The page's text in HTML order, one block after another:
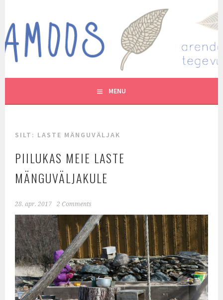
content
MUTUKAMOOS
ARENDAVAID TEGEVUSI LASTEGA
MENU
SILT: LASTE MÄNGUVÄLJAK
PIILUKAS MEIE LASTE
MÄNGUVÄLJAKULE
28. apr. 2017 2 Comments